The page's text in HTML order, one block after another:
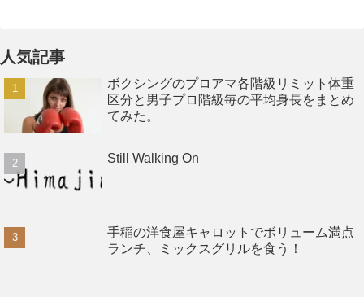
人気記事
ボクシングのプロアマ各階級リミット体重
区分と男子プロ階級毎の平均身長をまとめ
てみた。
Still Walking On
手稲の洋食屋キャロットでボリューム満点
ランチ、ミックスグリルを食う！